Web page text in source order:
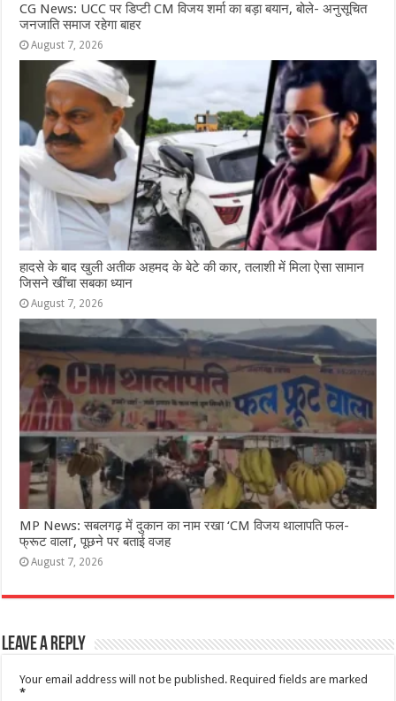
CG News: UCC पर डिप्टी CM विजय शर्मा का बड़ा बयान, बोले- अनुसूचित
जनजाति समाज रहेगा बाहर
August 7, 2026
हादसे के बाद खुली अतीक अहमद के बेटे की कार, तलाशी में मिला ऐसा सामान
जिसने खींचा सबका ध्यान
August 7, 2026
MP News: सबलगढ़ में दुकान का नाम रखा ‘CM विजय थालापति फल-
फ्रूट वाला’, पूछने पर बताई वजह
August 7, 2026
Leave a Reply
Your email address will not be published. Required fields are marked
*